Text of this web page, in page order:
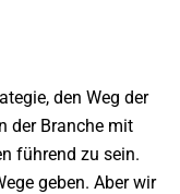
den Weg der
der Branche mit
führend zu sein.
geben. Aber wir